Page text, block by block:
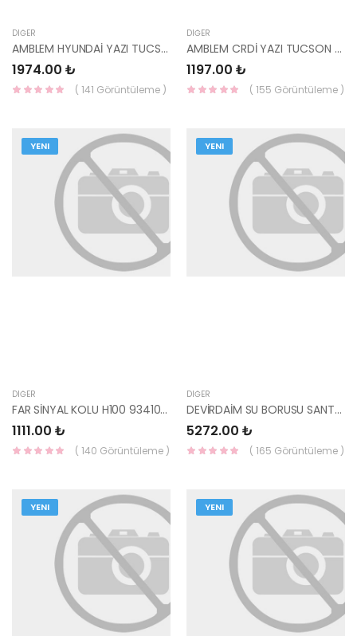
DIĞER
AMBLEM HYUNDAİ YAZI TUCSON 86310-2E900 HMC
1974.00 ₺
( 141 Görüntüleme )
DIĞER
AMBLEM CRDİ YAZI TUCSON 2004 86330-2E000 HMC
1197.00 ₺
( 155 Görüntüleme )
YENI
DIĞER
FAR SİNYAL KOLU H100 93410-43800 HMC
1111.00 ₺
( 140 Görüntüleme )
YENI
DIĞER
DEVİRDAİM SU BORUSU SANTAFE 25620-27800 HMC
5272.00 ₺
( 165 Görüntüleme )
YENI YENI